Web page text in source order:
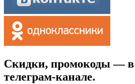
Скидки, промокоды —
телеграм-канале.